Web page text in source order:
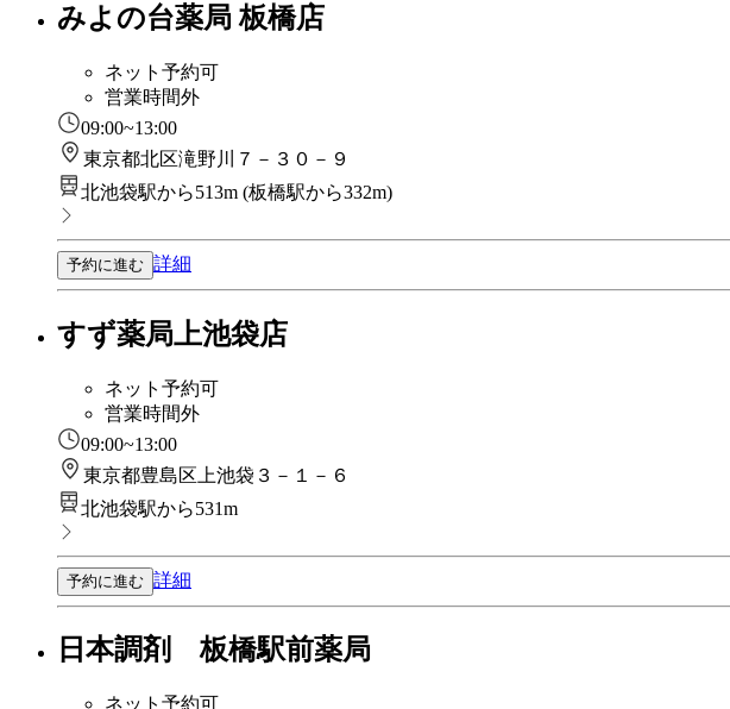
みよの台薬局 板橋店
ネット予約可
営業時間外
09:00~13:00
東京都北区滝野川７－３０－９
北池袋駅から513m (板橋駅から332m)
予約に進む 詳細
すず薬局上池袋店
ネット予約可
営業時間外
09:00~13:00
東京都豊島区上池袋３－１－６
北池袋駅から531m
予約に進む 詳細
日本調剤 板橋駅前薬局
ネット予約可